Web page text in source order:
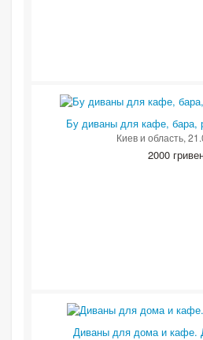
Бу диваны для кафе, бара,
Киев и область,
2000
Диваны для дома и кафе.